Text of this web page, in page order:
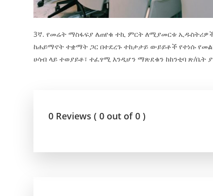
3ኛ. የመሬት ማስፋፍያ ለጠየቁ ተኪ ምርት ለሚያመርቱ
ከሐይማኖት ተቋማት ጋር በተደረጉ ተከታታይ ውይይቶች የተነሱ
ሀሳብ ላይ ተወያይቶ፣ ተፈፃሚ እንዲሆን ማጽደቁን ከከንቲባ ጽ/ቤት
0 Reviews ( 0 out of 0 )